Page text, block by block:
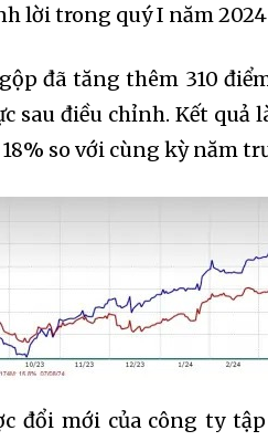
lời trong quý I năm 2024
đã tăng thêm 310
sau điều chỉnh. Kết quả
so với cùng kỳ năm
đổi mới của công ty